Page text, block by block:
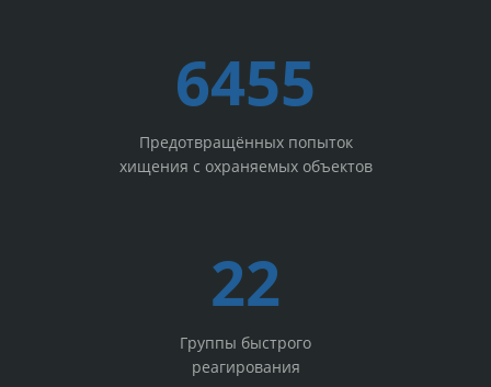
6455
Предотвращённых попыток
хищения с охраняемых объектов
22
Группы быстрого
реагирования